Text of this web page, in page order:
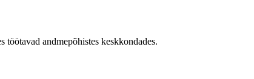
andmepõhistes keskkondades.